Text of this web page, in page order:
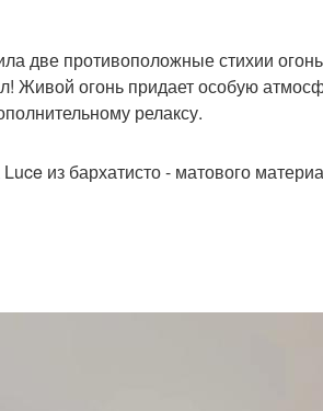
две противоположные стихии
Живой огонь придает особую
релаксу.
из бархатисто - матового